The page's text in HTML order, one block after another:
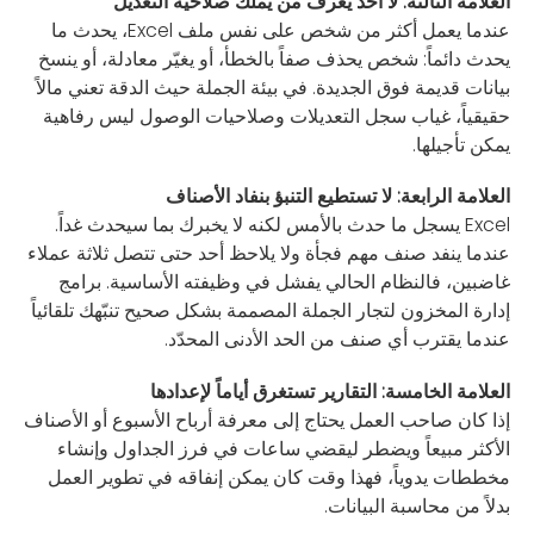
عندما يعمل أكثر من شخص على نفس ملف Excel، يحدث ما
يحدث دائماً: شخص يحذف صفاً بالخطأ، أو يغيّر معادلة، أو ينسخ
بيانات قديمة فوق الجديدة. في بيئة الجملة حيث الدقة تعني مالاً
حقيقياً، غياب سجل التعديلات وصلاحيات الوصول ليس رفاهية
يمكن تأجيلها.
العلامة الرابعة: لا تستطيع التنبؤ بنفاد الأصناف
Excel يسجل ما حدث بالأمس لكنه لا يخبرك بما سيحدث غداً.
عندما ينفد صنف مهم فجأة ولا يلاحظ أحد حتى تتصل ثلاثة عملاء
غاضبين، فالنظام الحالي يفشل في وظيفته الأساسية. برامج
إدارة المخزون لتجار الجملة المصممة بشكل صحيح تنبّهك تلقائياً
عندما يقترب أي صنف من الحد الأدنى المحدّد.
العلامة الخامسة: التقارير تستغرق أياماً لإعدادها
إذا كان صاحب العمل يحتاج إلى معرفة أرباح الأسبوع أو الأصناف
الأكثر مبيعاً ويضطر ليقضي ساعات في فرز الجداول وإنشاء
مخططات يدوياً، فهذا وقت كان يمكن إنفاقه في تطوير العمل
بدلاً من محاسبة البيانات.